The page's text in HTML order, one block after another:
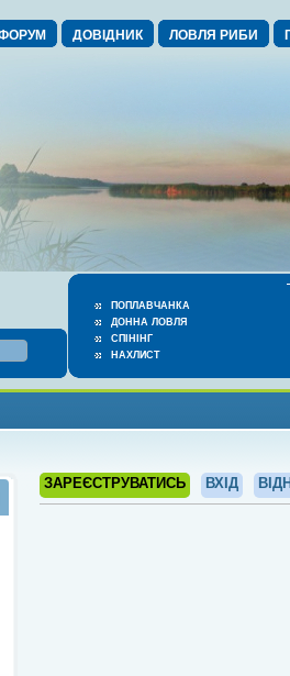
ДОВІДНИК ЛОВЛЯ РИБИ
ПОПЛАВЧАНКА
ДОННА ЛОВЛЯ
СПІНІНГ
НАХЛИСТ
ЗАРЕЄСТРУВАТИСЬ ВХІД